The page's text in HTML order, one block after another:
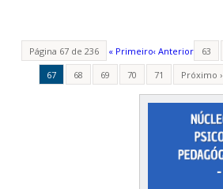
Página 67 de 236 « Primeiro‹ Anterior 63
67
68 69 70 71 Próximo ›